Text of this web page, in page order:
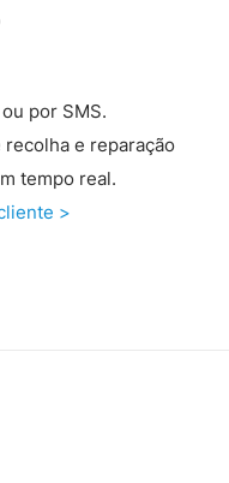
por SMS.
e reparação
tempo real.
>